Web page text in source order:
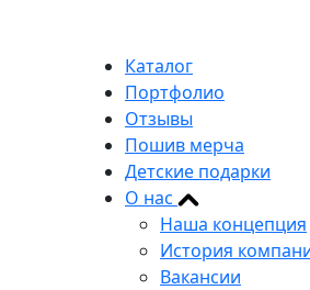
Каталог
Портфолио
Отзывы
Пошив мерча
Детские подарки
О нас
Наша концепция
История
Вакансии